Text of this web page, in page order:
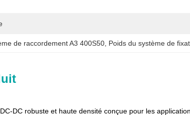
de raccordement A3 400S50 Poids du système de
DC robuste et haute densité conçue pour les